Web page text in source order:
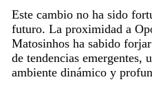
Este cambio no ha sido
futuro. La proximidad a
Matosinhos ha sabido
de tendencias
ambiente dinámico y